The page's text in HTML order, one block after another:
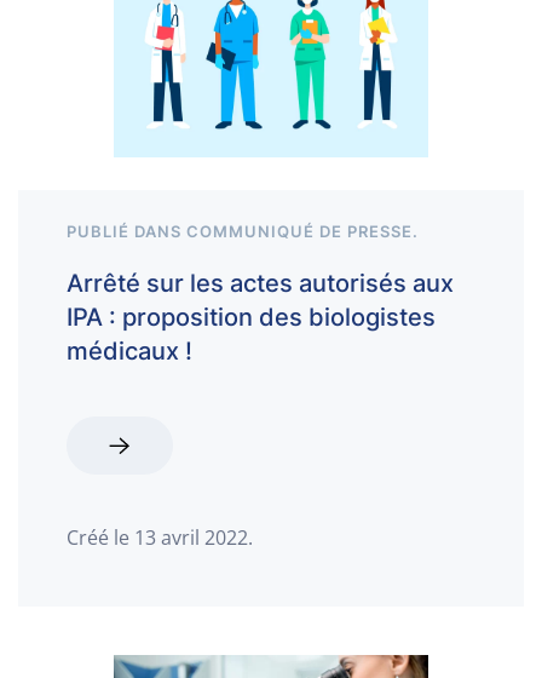
PUBLIÉ DANS COMMUNIQUÉ DE PRESSE.
Arrêté sur les actes autorisés aux
IPA : proposition des biologistes
médicaux !
Créé le 13 avril 2022.